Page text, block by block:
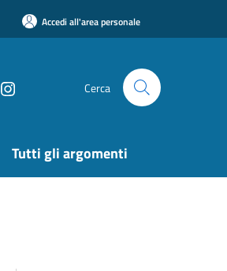
Accedi all'area personale
Cerca
Tutti gli argomenti